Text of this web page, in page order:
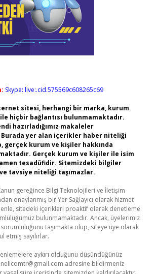
Skype: live:.cid.575569c608265c69
sitesi, herhangi bir marka, kurum
hiçbir bağlantısı bulunmamaktadır.
hazırladığımız makaleler
Burada yer alan içerikler haber niteliği
gerçek kurum ve kişiler hakkında
Gerçek kurum ve kişiler ile isim
tesadüfidir. Sitemizdeki bilgiler
tavsiye niteliği taşımazlar.
gereğince Bilgi Teknolojileri ve İletişim
onaylanmış bir Yer Sağlayıcı olarak hizmet
sitedeki içerikleri proaktif olarak denetleme
bulunmamaktadır. Ancak, üyelerimiz
taşımakta olup, siteye üye olarak
etmiş sayılırlar.
aykırı olduğunu düşündüğünüz
adresine bildirmeniz